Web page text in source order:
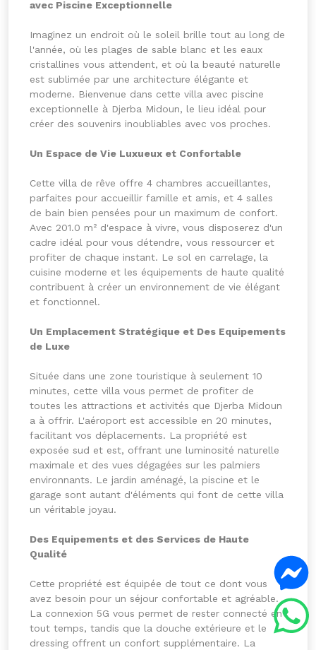
avec Piscine Exceptionnelle
Imaginez un endroit où le soleil brille tout au long de
l'année, où les plages de sable blanc et les eaux
cristallines vous attendent, et où la beauté naturelle
est sublimée par une architecture élégante et
moderne. Bienvenue dans cette villa avec piscine
exceptionnelle à Djerba Midoun, le lieu idéal pour
créer des souvenirs inoubliables avec vos proches.
Un Espace de Vie Luxueux et Confortable
Cette villa de rêve offre 4 chambres accueillantes,
parfaites pour accueillir famille et amis, et 4 salles
de bain bien pensées pour un maximum de confort.
Avec 201.0 m² d'espace à vivre, vous disposerez d'un
cadre idéal pour vous détendre, vous ressourcer et
profiter de chaque instant. Le sol en carrelage, la
cuisine moderne et les équipements de haute qualité
contribuent à créer un environnement de vie élégant
et fonctionnel.
Un Emplacement Stratégique et Des Equipements
de Luxe
Située dans une zone touristique à seulement 10
minutes, cette villa vous permet de profiter de
toutes les attractions et activités que Djerba Midoun
a à offrir. L'aéroport est accessible en 20 minutes,
facilitant vos déplacements. La propriété est
exposée sud et est, offrant une luminosité naturelle
maximale et des vues dégagées sur les palmiers
environnants. Le jardin aménagé, la piscine et le
garage sont autant d'éléments qui font de cette villa
un véritable joyau.
Des Equipements et des Services de Haute
Qualité
Cette propriété est équipée de tout ce dont vous
avez besoin pour un séjour confortable et agréable.
La connexion 5G vous permet de rester connecté en
tout temps, tandis que la douche extérieure et le
dressing offrent un confort supplémentaire. La